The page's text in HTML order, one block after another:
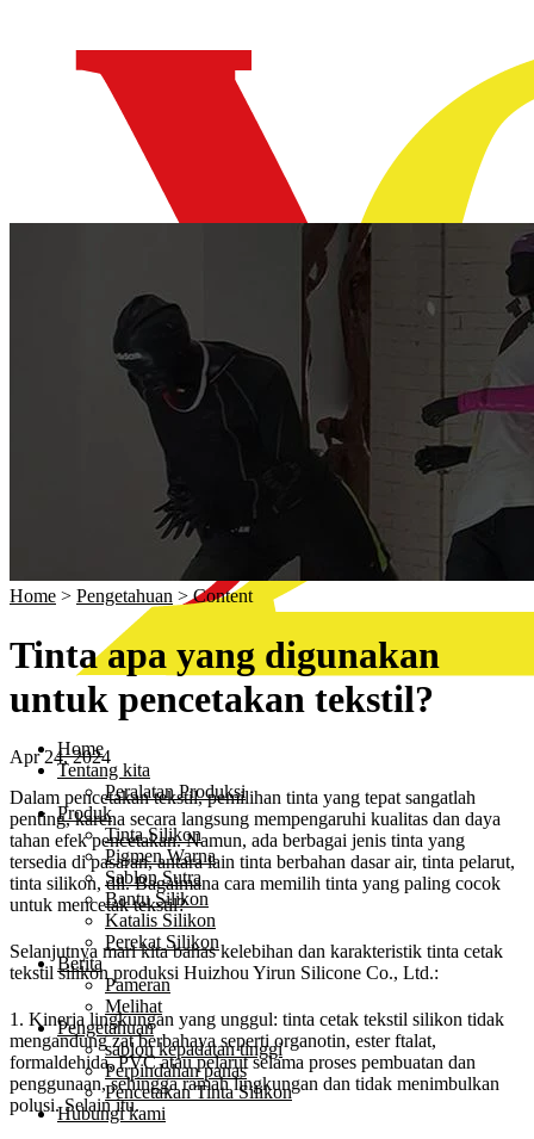
Home
Tentang kita
Peralatan Produksi
Produk
Tinta Silikon
Pigmen Warna
Sablon Sutra
Bantu Silikon
Katalis Silikon
Perekat Silikon
Berita
Pameran
Melihat
Pengetahuan
sablon kepadatan tinggi
Perpindahan panas
Pencetakan Tinta Silikon
Hubungi kami
Home > Pengetahuan >Content
Tinta apa yang digunakan
untuk pencetakan tekstil?
Apr 24, 2024
Dalam pencetakan tekstil, pemilihan tinta yang tepat sangatlah
penting, karena secara langsung mempengaruhi kualitas dan daya
tahan efek pencetakan. Namun, ada berbagai jenis tinta yang
tersedia di pasaran, antara lain tinta berbahan dasar air, tinta pelarut,
tinta silikon, dll. Bagaimana cara memilih tinta yang paling cocok
untuk mencetak tekstil?
Selanjutnya mari kita bahas kelebihan dan karakteristik tinta cetak
tekstil silikon produksi Huizhou Yirun Silicone Co., Ltd.:
1. Kinerja lingkungan yang unggul: tinta cetak tekstil silikon tidak
mengandung zat berbahaya seperti organotin, ester ftalat,
formaldehida, PVC atau pelarut selama proses pembuatan dan
penggunaan, sehingga ramah lingkungan dan tidak menimbulkan
polusi. Selain itu.